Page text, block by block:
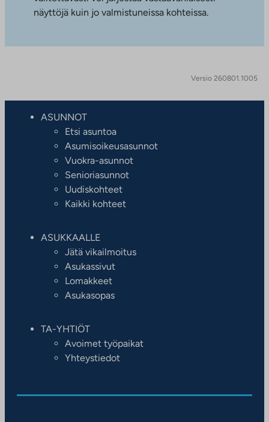
näyttöjä kuin jo valmistuneissa kohteissa.
Versio 260801.1005
ASUNNOT
Etsi asuntoa
Asumisoikeusasunnot
Vuokra-asunnot
Senioriasunnot
Uudiskohteet
Kaikki kohteet
ASUKKAALLE
Jätä vikailmoitus
Asukassivut
Lomakkeet
Asukasopas
TA-YHTIÖT
Avoimet työpaikat
Yhteystiedot